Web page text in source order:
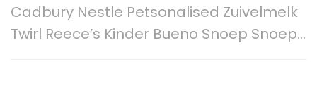
Cadbury Nestle Petsonalised Zuivelmelk
Twirl Reece’s Kinder Bueno Snoep Snoep…